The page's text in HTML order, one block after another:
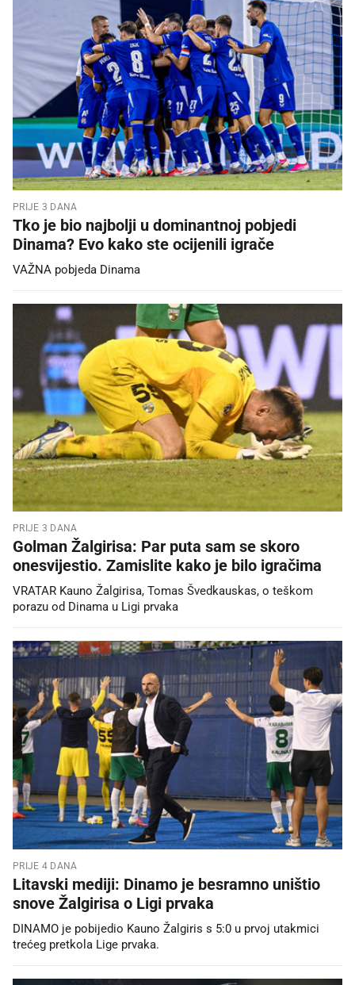
PRIJE 3 DANA
Tko je bio najbolji u dominantnoj pobjedi
Dinama? Evo kako ste ocijenili igrače
VAŽNA pobjeda Dinama
PRIJE 3 DANA
Golman Žalgirisa: Par puta sam se skoro
onesvijestio. Zamislite kako je bilo igračima
VRATAR Kauno Žalgirisa, Tomas Švedkauskas, o teškom
porazu od Dinama u Ligi prvaka
PRIJE 4 DANA
Litavski mediji: Dinamo je besramno uništio
snove Žalgirisa o Ligi prvaka
DINAMO je pobijedio Kauno Žalgiris s 5:0 u prvoj utakmici
trećeg pretkola Lige prvaka.